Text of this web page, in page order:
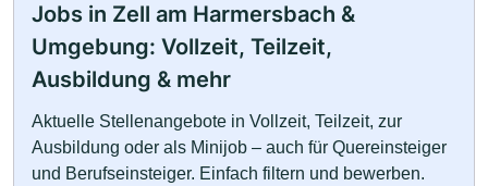
Jobs in Zell am Harmersbach &
Umgebung: Vollzeit, Teilzeit,
Ausbildung & mehr
Aktuelle Stellenangebote in Vollzeit, Teilzeit, zur
Ausbildung oder als Minijob – auch für Quereinsteiger
und Berufseinsteiger. Einfach filtern und bewerben.